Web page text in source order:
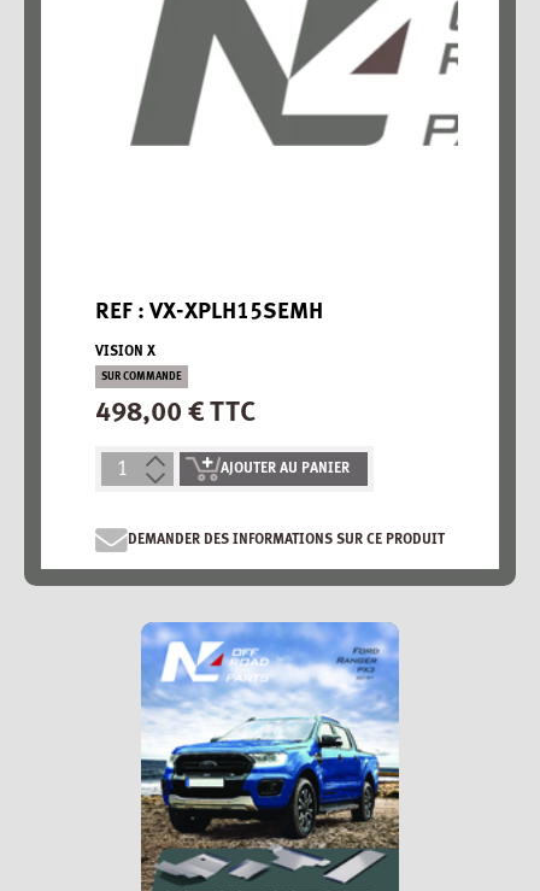
REF : VX-XPLH15SEMH
VISION X
SUR COMMANDE
498,00 € TTC
AJOUTER AU PANIER
DEMANDER DES INFORMATIONS SUR CE PRODUIT